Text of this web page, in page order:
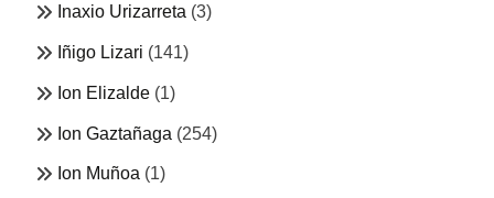
Inaxio Urizarreta (3)
Iñigo Lizari (141)
Ion Elizalde (1)
Ion Gaztañaga (254)
Ion Muñoa (1)